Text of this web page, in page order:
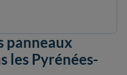
panneaux
les Pyrénées-